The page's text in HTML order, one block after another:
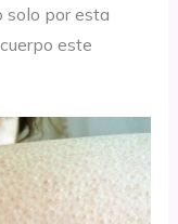
solo por esta
este